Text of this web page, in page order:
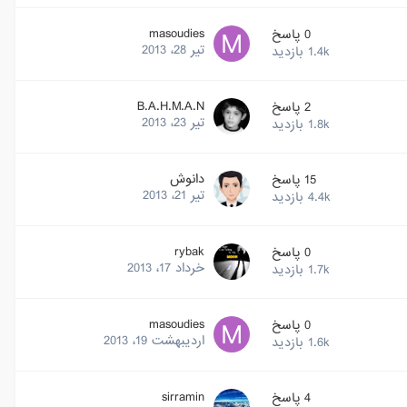
0 پاسخ
1.4k بازدید
masoudies
تیر 28، 2013
2 پاسخ
1.8k بازدید
B.A.H.M.A.N
تیر 23، 2013
15 پاسخ
4.4k بازدید
دانوش
تیر 21، 2013
0 پاسخ
1.7k بازدید
rybak
خرداد 17، 2013
0 پاسخ
1.6k بازدید
masoudies
اردیبهشت 19، 2013
4 پاسخ
sirramin